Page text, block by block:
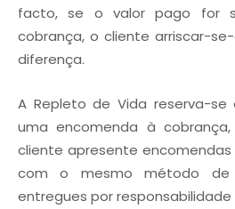
facto, se o valor pago for
cobrança, o cliente arriscar-
diferença.
A Repleto de Vida reserva-
uma encomenda à
cliente apresente
com o mesmo método
entregues por responsabilidade